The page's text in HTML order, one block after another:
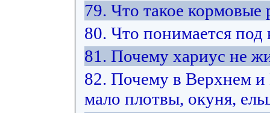
79. Что такое кормовые
80. Что понимается под
81. Почему хариус не
82. Почему в Верхнем
мало плотвы, окуня,